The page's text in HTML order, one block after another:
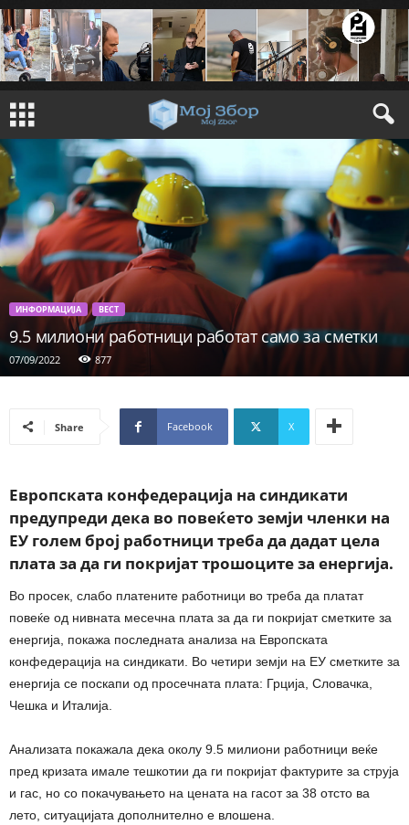
ИНФОРМАЦИЈА ВЕСТ
9.5 милиони работници работат само за сметки
07/09/2022 877
Share Facebook X
Европската конфедерација на синдикати
предупреди дека во повеќето земји членки на
ЕУ голем број работници треба да дадат цела
плата за да ги покријат трошоците за енергија.
Во просек, слабо платените работници во треба да платат
повеќе од нивната месечна плата за да ги покријат сметките за
енергија, покажа последната анализа на Европската
конфедерација на синдикати. Во четири земји на ЕУ сметките за
енергија се поскапи од просечната плата: Грција, Словачка,
Чешка и Италија.
Анализата покажала дека околу 9.5 милиони работници веќе
пред кризата имале тешкотии да ги покријат фактурите за струја
и гас, но со покачувањето на цената на гасот за 38 отсто ва
лето, ситуацијата дополнително е влошена.